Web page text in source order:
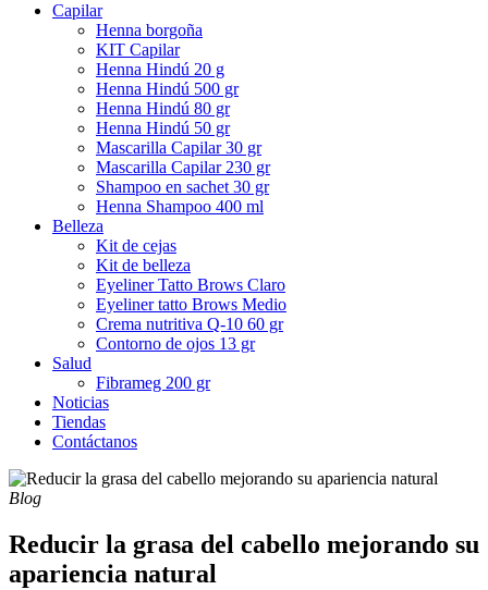
Capilar
Henna borgoña
KIT Capilar
Henna Hindú 20 g
Henna Hindú 500 gr
Henna Hindú 80 gr
Henna Hindú 50 gr
Mascarilla Capilar 30 gr
Mascarilla Capilar 230 gr
Shampoo en sachet 30 gr
Henna Shampoo 400 ml
Belleza
Kit de cejas
Kit de belleza
Eyeliner Tatto Brows Claro
Eyeliner tatto Brows Medio
Crema nutritiva Q-10 60 gr
Contorno de ojos 13 gr
Salud
Fibrameg 200 gr
Noticias
Tiendas
Contáctanos
Blog
Reducir la grasa del cabello mejorando su
apariencia natural